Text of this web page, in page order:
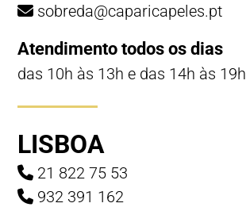
sobreda@caparicapeles.pt
Atendimento todos os dias
das 10h às 13h e das 14h às 19h
LISBOA
21 822 75 53
932 391 162